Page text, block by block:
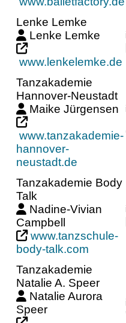
Lenke Lemke
Lenke Lemke
www.lenkelemke.de
Tanzakademie
Hannover-Neustadt
Maike Jürgensen
www.tanzakademie-
hannover-
neustadt.de
Tanzakademie Body
Talk
Nadine-Vivian
Campbell
www.tanzschule-
body-talk.com
Tanzakademie
Natalie A. Speer
Natalie Aurora
Speer